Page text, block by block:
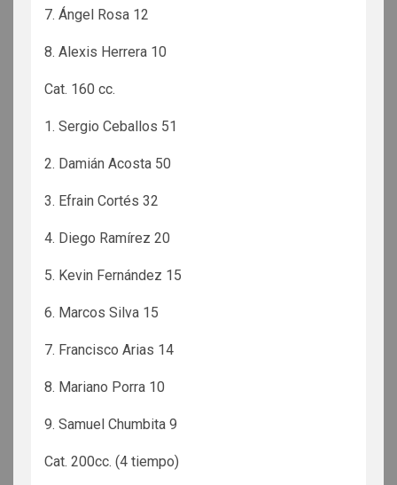
7. Ángel Rosa 12
8. Alexis Herrera 10
Cat. 160 cc.
1. Sergio Ceballos 51
2. Damián Acosta 50
3. Efrain Cortés 32
4. Diego Ramírez 20
5. Kevin Fernández 15
6. Marcos Silva 15
7. Francisco Arias 14
8. Mariano Porra 10
9. Samuel Chumbita 9
Cat. 200cc. (4 tiempo)